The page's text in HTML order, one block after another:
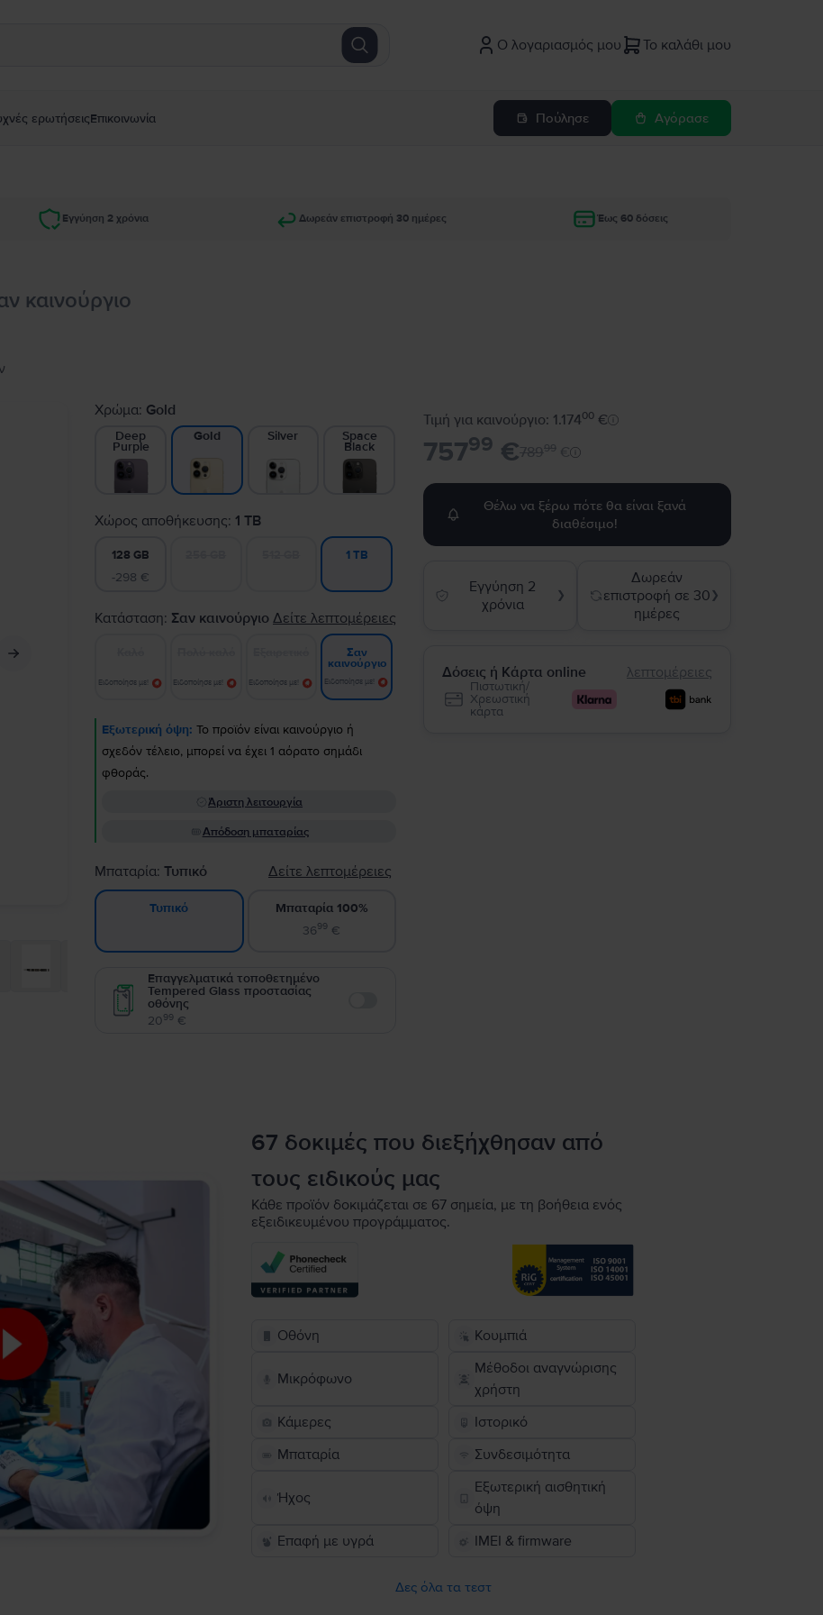
Ο λογαριασμός μου Το καλάθι μου
ερωτήσειςΕπικοινωνία Πούλησε Αγόρασε
Εγγύηση 2 χρόνια Δωρεάν επιστροφή 30 ημέρες Έως 60 δόσεις
καινούργιο
Χρώμα: Gold
Deep
Purple
Gold Silver Space
Black
Χώρος αποθήκευσης: 1 TB
128 GB
-298 €
1 TB
Κατάσταση: Σαν καινούργιο Δείτε λεπτομέρειες
Ειδοποίησε με! Ειδοποίησε με! Ειδοποίησε με!
Σαν
καινούργιο
Ειδοποίησε με!
Εξωτερική όψη: Το προϊόν είναι καινούργιο ή
σχεδόν τέλειο, μπορεί να έχει 1 αόρατο σημάδι
φθοράς.
Άριστη λειτουργία
Απόδοση μπαταρίας
Μπαταρία:Τυπικό Δείτε λεπτομέρειες
Τυπικό
Μπαταρία 100%
3699 €
Επαγγελματικά τοποθετημένο
Tempered Glass προστασίας
οθόνης
2099 €
Τιμή για καινούργιο: 1.17400€
75799 €78999 €
Θέλω να ξέρω πότε θα είναι ξανά
διαθέσιμο!
Εγγύηση 2
χρόνια
❯
Δωρεάν
επιστροφή σε 30
ημέρες
❯
Δόσεις ή Κάρτα online λεπτομέρειες
Πιστωτική/
Χρεωστική
κάρτα
67 δοκιμές που διεξήχθησαν από
τους ειδικούς μας
Κάθε προϊόν δοκιμάζεται σε 67 σημεία, με τη βοήθεια ενός
εξειδικευμένου προγράμματος.
Οθόνη Κουμπιά
Μικρόφωνο
Μέθοδοι αναγνώρισης
χρήστη
Κάμερες
Ιστορικό
Μπαταρία
Συνδεσιμότητα
Ήχος
Εξωτερική αισθητική
όψη
Επαφή με υγρά
IMEI & firmware
Δες όλα τα τεστ